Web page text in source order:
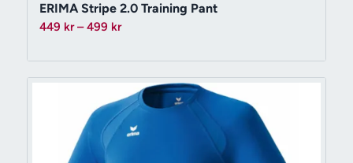
ERIMA Stripe 2.0 Training Pant
449 kr – 499 krPrisintervall:
till
499 kr